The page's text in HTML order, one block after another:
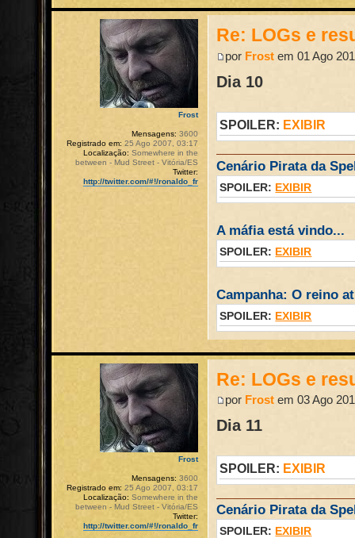
Re: LOGs e
por Frost em 01 Ago
Dia 10
SPOILER: EXIBIR
Cenário Pirata da
SPOILER: EXIBIR
A máfia está vindo...
SPOILER: EXIBIR
Campanha: O reino
SPOILER: EXIBIR
Frost
Mensagens: 3600
Registrado em: 25 Ago 2007, 03:17
Localização: Somewhere in the
between - Mud Street - Vitória/ES
Twitter:
http://twitter.com/#!/ronaldo_fr
Re: LOGs e
por Frost em 03 Ago
Dia 11
SPOILER: EXIBIR
Cenário Pirata da
SPOILER: EXIBIR
Frost
Mensagens: 3600
Registrado em: 25 Ago 2007, 03:17
Localização: Somewhere in the
between - Mud Street - Vitória/ES
Twitter:
http://twitter.com/#!/ronaldo_fr